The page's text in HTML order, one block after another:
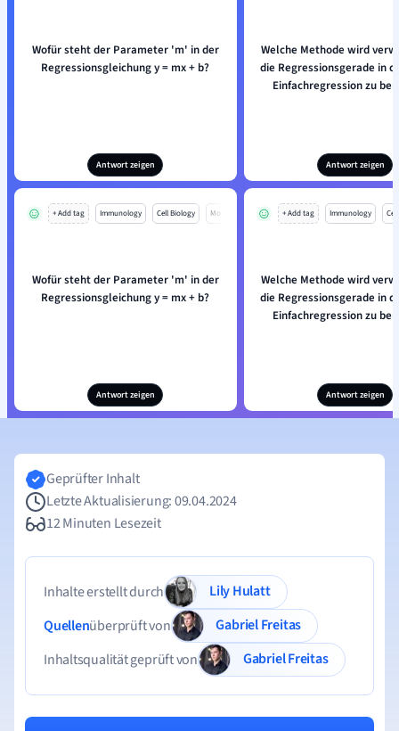
Wofür steht der Parameter 'm' in der
Regressionsgleichung y = mx + b?
Antwort zeigen
Welche Methode wird
die Regressionsgerade in
Einfachregression zu
Antwort zeigen
+ Add tag Immunology Cell Biology Mo
Wofür steht der Parameter 'm' in der
Regressionsgleichung y = mx + b?
Antwort zeigen
+ Add tag Immunology
Welche Methode wird
die Regressionsgerade in
Einfachregression zu
Antwort zeigen
Geprüfter Inhalt
Letzte Aktualisierung: 09.04.2024
12 Minuten Lesezeit
Inhalte erstellt durch
Lily Hulatt
Quellenüberprüft von
Gabriel Freitas
Inhaltsqualität geprüft von
Gabriel Freitas